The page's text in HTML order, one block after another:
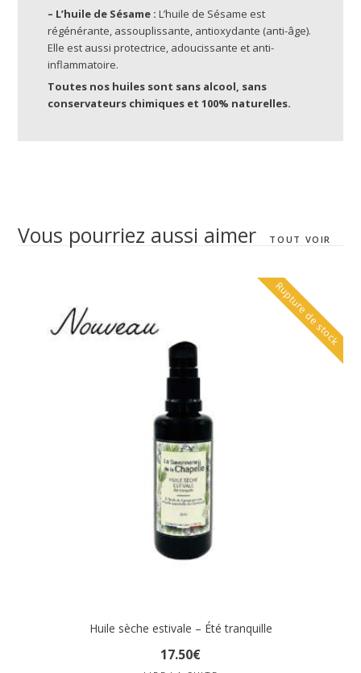
– L’huile de Sésame : L’huile de Sésame est
régénérante, assouplissante, antioxydante (anti-âge).
Elle est aussi protectrice, adoucissante et anti-
inflammatoire.
Toutes nos huiles sont sans alcool, sans
conservateurs chimiques et 100% naturelles.
Vous pourriez aussi aimer TOUT VOIR
Rupture de stock
Huile sèche estivale – Été tranquille
17.50€